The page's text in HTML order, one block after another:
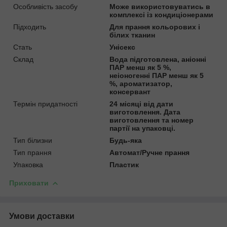
Особливість засобу
Може використовуватись в
комплексі із кондиціонерами
Підходить
Для прання кольорових і
білих тканин
Стать
Унісекс
Склад
Вода підготовлена, аніонні
ПАР менш як 5 %,
неіоногенні ПАР менш як 5
%, ароматизатор,
консервант
Термін придатності
24 місяці від дати
виготовлення. Дата
виготовлення та номер
партії на упаковці.
Тип білизни
Будь-яка
Тип прання
Автомат/Ручне прання
Упаковка
Пластик
Приховати
Умови доставки